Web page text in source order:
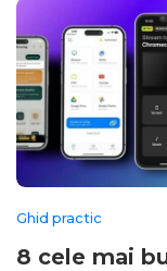
Ghid practic
8 cele mai